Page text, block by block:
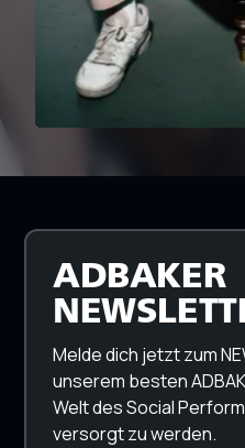
ADBAKER
Melde dich jetzt zum
unserem besten
Welt des Social
versorgt zu werden.